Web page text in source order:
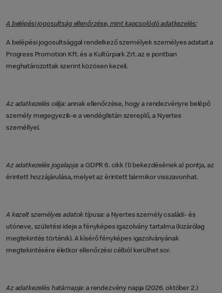
A belépési jogosultság ellenőrzése, mint kapcsolódó adatkezelés:
A belépési jogosultsággal rendelkező személyek személyes adatait a
Progress Promotion Kft. és a Kultúrpark Zrt. az e pontban
meghatározottak szerint közösen kezeli.
Az adatkezelés célja: annak ellenőrzése, hogy a rendezvényre belépő
személy megegyezik-e a vendéglistán szereplő, a Nyertes
személlyel.
Az adatkezelés jogalapja: a GDPR 6. cikk (1) bekezdésének a) pontja, az
érintett hozzájárulása, melyet az érintett bármikor visszavonhat.
A kezelt személyes adatok típusa: a Nyertes személy családi- és
utóneve, születési ideje a fényképes igazolvány tartalma (kizárólag
megtekintés történik). A kísérő fényképes igazolványának
megtekintésére életkor ellenőrzési célból kerülhet sor.
Az adatkezelés határnapja: a rendezvény napja (2026. október 2.)